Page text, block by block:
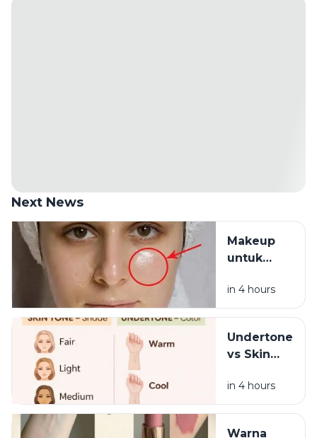
Next News
Makeup
untuk
Berminyak
agar Tidak
Luntur
in 4 hours
Undertone
vs Skin
Bedanya?
in 4 hours
Warna